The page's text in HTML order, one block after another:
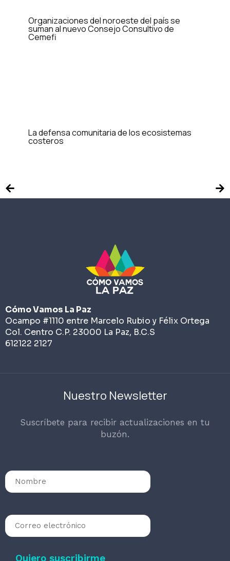
Organizaciones del noroeste del país se
suman al nuevo Consejo Consultivo de
Cemefi
La defensa comunitaria de los ecosistemas
costeros
Cómo Vamos La Paz
Ocampo #1110 entre Marcelo Rubio y Félix Ortega
Col. Centro C.P. 23000 La Paz, B.C.S
612122 2127
Nuestro Newsletter
Suscríbete para recibir actualizaciones en tu
buzón.